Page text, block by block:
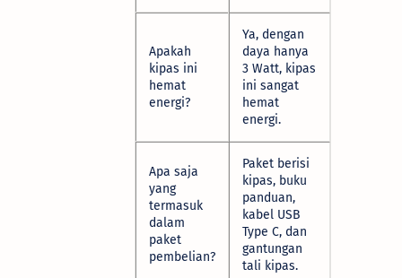
Apakah
kipas ini
hemat
energi?
Ya, dengan
daya hanya
3 Watt, kipas
ini sangat
hemat
energi.
Apa saja
yang
termasuk
dalam
paket
pembelian?
Paket berisi
kipas, buku
panduan,
kabel USB
Type C, dan
gantungan
tali kipas.